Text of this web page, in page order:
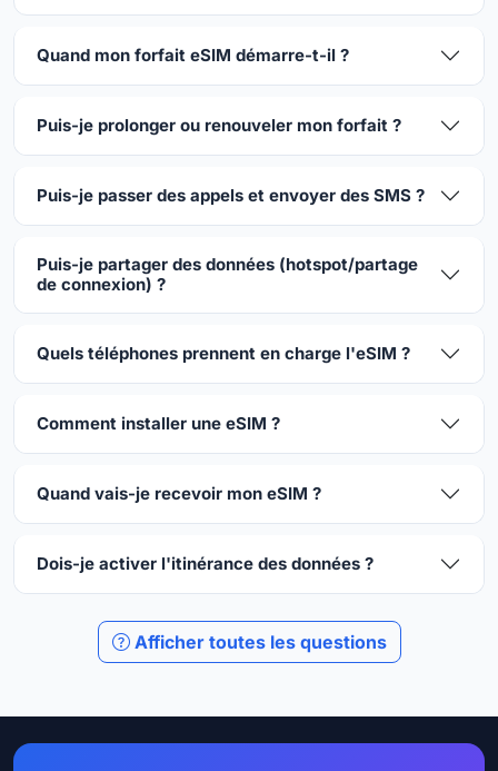
Quand mon forfait eSIM démarre-t-il ?
Puis-je prolonger ou renouveler mon forfait ?
Puis-je passer des appels et envoyer des SMS ?
Puis-je partager des données (hotspot/partage
de connexion) ?
Quels téléphones prennent en charge l'eSIM ?
Comment installer une eSIM ?
Quand vais-je recevoir mon eSIM ?
Dois-je activer l'itinérance des données ?
Afficher toutes les questions